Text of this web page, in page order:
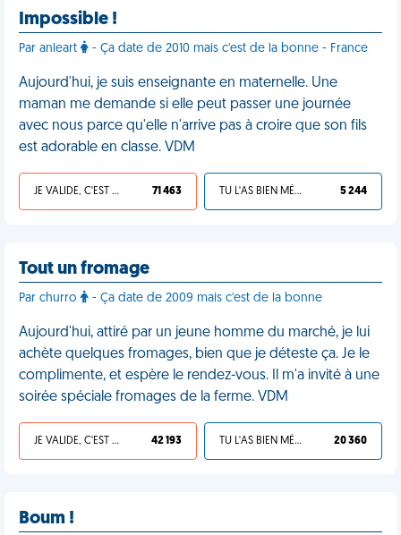
Impossible !
Par anleart - Ça date de 2010 mais c'est de la bonne - France
Aujourd'hui, je suis enseignante en maternelle. Une
maman me demande si elle peut passer une journée
avec nous parce qu'elle n'arrive pas à croire que son fils
est adorable en classe. VDM
JE VALIDE, C'EST UNE VDM 71 463 TU L'AS BIEN MÉRITÉ 5 244
Tout un fromage
Par churro - Ça date de 2009 mais c'est de la bonne
Aujourd'hui, attiré par un jeune homme du marché, je lui
achète quelques fromages, bien que je déteste ça. Je le
complimente, et espère le rendez-vous. Il m'a invité à une
soirée spéciale fromages de la ferme. VDM
JE VALIDE, C'EST UNE VDM 42 193 TU L'AS BIEN MÉRITÉ 20 360
Boum !